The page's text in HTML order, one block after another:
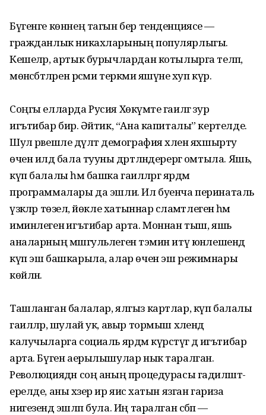
Бүгенге көннең тагын бер тенденциясе —
гражданлык никахларының популярлыгы.
Кешеләр, артык бурычлардан котылырга теләп,
мөнәсәбәт­ләрен рәсми теркәми яшәүне хуп күрә.
Соңгы елларда Русия Хөкүмәте гаиләгә зур
игътибар бирә. Әйтик, “Ана капиталы” кертелде.
Шул рәвешле дәү­ләт демография хәлен яхшырту
өчен илдә бала тууны дәртләндерергә омтыла. Яшь,
күп балалы һәм башка гаиләләргә ярдәм
программалары да эшли. Ил буенча перинаталь
үзәкләр төзелә, йөкле хатыннар сәламәтле­генә һәм
иминлегенә игътибар арта. Моннан тыш, яшь
аналарның мәшгуль­леген тәэмин итү юнәлешендә
күп эш башкарыла, алар өчен эш режимнары
көйләнә.
Ташланган балалар, ялгыз картлар, күп балалы
гаиләләр, шулай ук, авыр тормыш хәлендә
калучыларга социаль ярдәм күрсәтүгә дә игътибар
арта. Бүген аерылышулар нык таралган.
Революциядән соң аның процедурасы гадиләшт­
ерелде, аны хәзер ир яисә хатын язган гариза
нигезендә эшләп була. Иң таралган сә­бәп —